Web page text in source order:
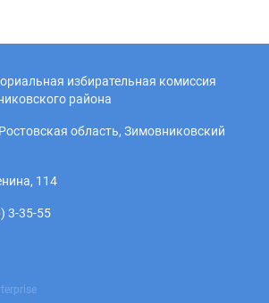
избирательная комиссия
района
область, Зимовниковский
114
3-35-55